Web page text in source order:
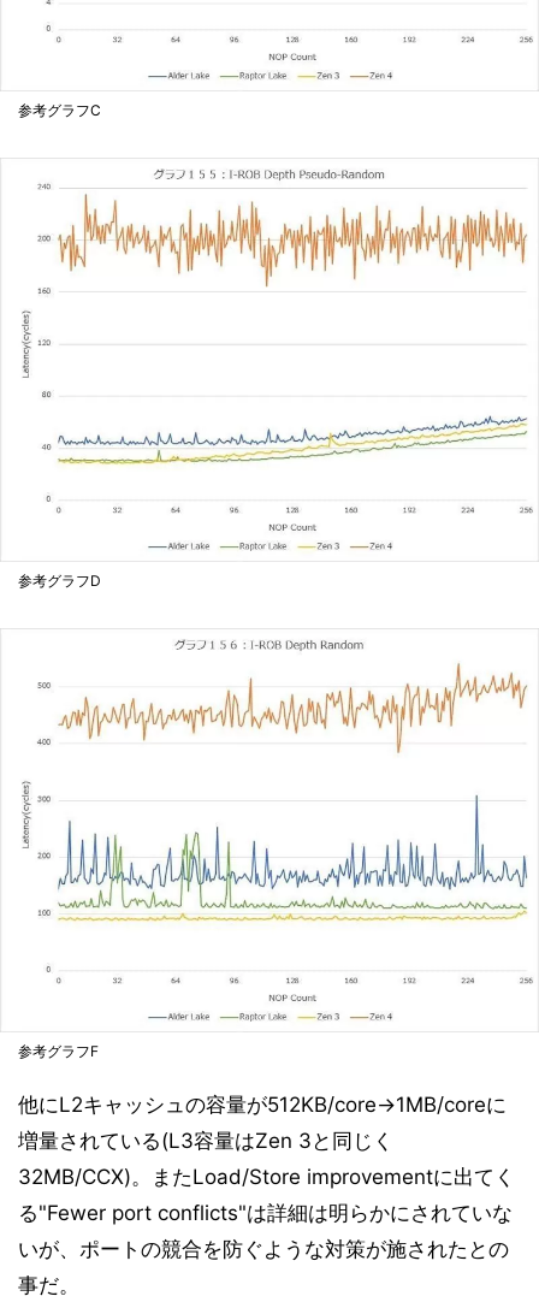
参考グラフC
参考グラフD
参考グラフF
他にL2キャッシュの容量が512KB/core→1MB/coreに
増量されている(L3容量はZen 3と同じく
32MB/CCX)。またLoad/Store improvementに出てく
る"Fewer port conflicts"は詳細は明らかにされていな
いが、ポートの競合を防ぐような対策が施されたとの
事だ。